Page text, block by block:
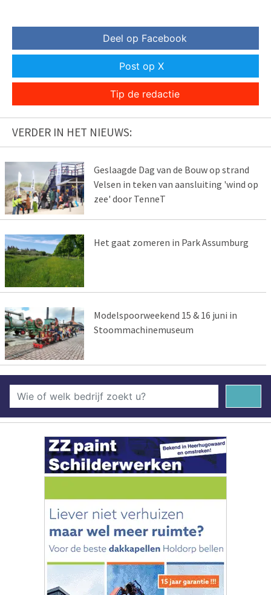
Deel op Facebook
Post op X
Tip de redactie
VERDER IN HET NIEUWS:
Geslaagde Dag van de Bouw op strand
Velsen in teken van aansluiting 'wind op
zee' door TenneT
Het gaat zomeren in Park Assumburg
Modelspoorweekend 15 & 16 juni in
Stoommachinemuseum